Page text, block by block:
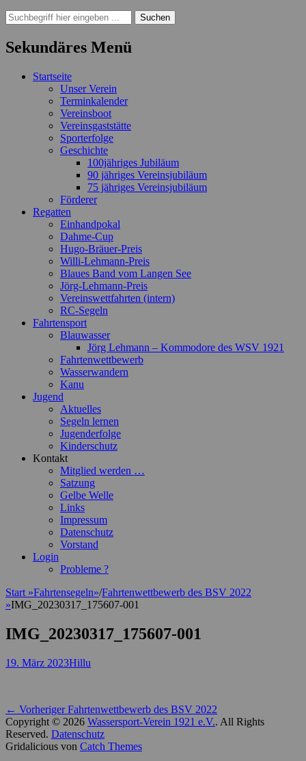
Suchen
Suchen
nach:
Sekundäres Menü
Zum
Startseite
Unser Verein
Terminkalender
Vereinsboot
Vereinsgaststätte
Sporterfolge
Geschichte
100jähriges Jubiläum
90 jähriges Vereinsjubiläum
75 jähriges Vereinsjubiläum
Förderer
Regatten
Einhandpokal
Dahme-Cup
Hugo-Bräuer-Preis
Willi-Lehmann-Preis
Blaues Band vom Langen See
Jörg-Lehmann-Preis
Vereinswettfahrten (intern)
RC-Segeln
Fahrtensport
Blauwasser
Jörg Lehmann – Kommodore des WSV 1921
Fahrtenwettbewerb
Wasserwandern
Kanu
Jugend
Aktuelles
Segeln lernen
Jugenderfolge
Kinderschutz
Kontakt
Mitglied werden …
Satzung
Gelbe Welle
Links
Impressum
Datenschutz
Vorstand
Login
Probleme ?
Start »Fahrtensegeln»/Fahrtenwettbewerb des BSV 2022
»IMG_20230317_175607-001
IMG_20230317_175607-001
Posted
19. März 2023Autor
Hillu
Beitragsnavigation
← Vorheriger Vorheriger
Beitrag:
Fahrtenwettbewerb des BSV 2022
Copyright © 2026 Wassersport-Verein 1921 e.V.. All Rights
Reserved. Datenschutz
Gridalicious von Catch Themes